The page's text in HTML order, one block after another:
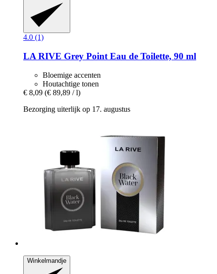
4.0 (1)
LA RIVE Grey Point Eau de Toilette, 90 ml
Bloemige accenten
Houtachtige tonen
€ 8,09 (€ 89,89 / l)
Bezorging uiterlijk op 17. augustus
Winkelmandje